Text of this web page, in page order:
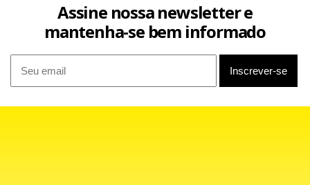
Facebook
WhatsApp
LinkedIn
Twitter
X Telegram
Share
Assine nossa newsletter e
mantenha-se bem informado